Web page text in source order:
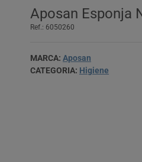
Aposan Esponja
Ref.: 6050260
MARCA: Aposan
CATEGORIA: Higiene